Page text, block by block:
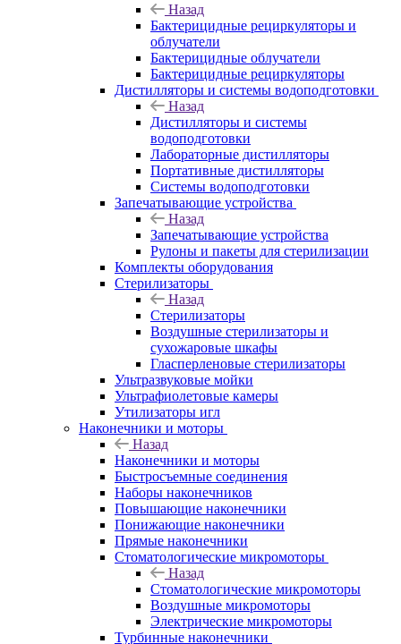
Назад
Бактерицидные рециркуляторы и
облучатели
Бактерицидные облучатели
Бактерицидные рециркуляторы
Дистилляторы и системы водоподготовки
Назад
Дистилляторы и системы
водоподготовки
Лабораторные дистилляторы
Портативные дистилляторы
Системы водоподготовки
Запечатывающие устройства
Назад
Запечатывающие устройства
Рулоны и пакеты для стерилизации
Комплекты оборудования
Стерилизаторы
Назад
Стерилизаторы
Воздушные стерилизаторы и
сухожаровые шкафы
Гласперленовые стерилизаторы
Ультразвуковые мойки
Ультрафиолетовые камеры
Утилизаторы игл
Наконечники и моторы
Назад
Наконечники и моторы
Быстросъемные соединения
Наборы наконечников
Повышающие наконечники
Понижающие наконечники
Прямые наконечники
Стоматологические микромоторы
Назад
Стоматологические микромоторы
Воздушные микромоторы
Электрические микромоторы
Турбинные наконечники